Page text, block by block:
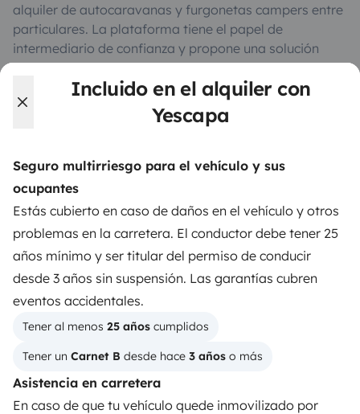
Incluido en el alquiler con
Yescapa
Seguro multirriesgo para el vehículo y sus
ocupantes
Estás cubierto en caso de daños en el vehículo y otros
problemas en la carretera. El conductor debe tener 25
años mínimo y ser titular del permiso de conducir
desde 3 años sin suspensión. Las garantías cubren
eventos accidentales.
Tener al menos 25 años cumplidos
Tener un Carnet B desde hace 3 años o más
Asistencia en carretera
En caso de que tu vehículo quede inmovilizado por
alquiler de autocaravanas y furgonetas campers entre
particulares. La plataforma tiene el papel de
intermediario de confianza y propone una solución
llave en mano para unas vacaciones en total libertad y
seguridad.
3.88/5 sobre 1170 opiniones de usuarios en Trusted
Instagram
X Facebook
ALQUILER AUTOCARAVANAS
¿Cómo funciona?
Alquilar una autocaravana
Tus primeros pasos en autocaravana
Las opiniones de nuestros usuarios